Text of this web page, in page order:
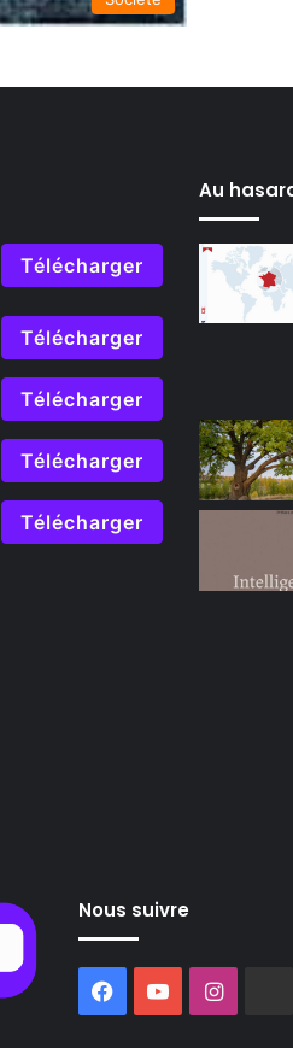
Télécharger
Télécharger
Télécharger
Télécharger
Télécharger
Au
Nous suivre
Facebook
YouTube